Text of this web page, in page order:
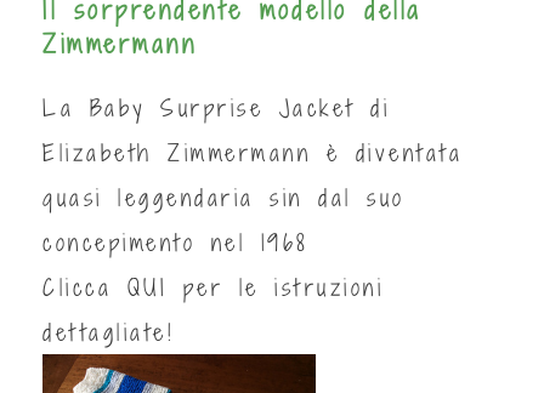
Il sorprendente modello della
Zimmermann
La Baby Surprise Jacket di
Elizabeth Zimmermann è diventata
quasi leggendaria sin dal suo
concepimento nel 1968
Clicca QUI
per le istruzioni
dettagliate!